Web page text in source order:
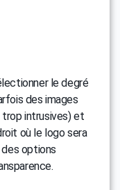
le degré
des images
intrusives) et
où le logo sera
des options